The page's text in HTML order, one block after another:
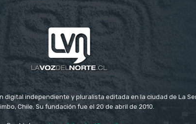
digital independiente y pluralista editada en la ciudad de La
Chile. Su fundación fue el 20 de abril de 2010.